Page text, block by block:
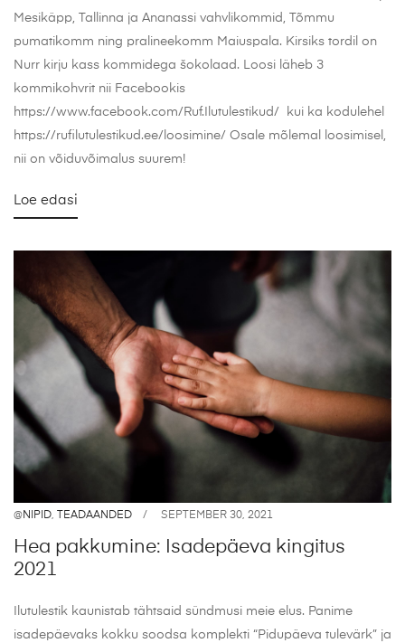
Mesikäpp, Tallinna ja Ananassi vahvlikommid, Tõmmu
pumatikomm ning pralineekomm Maiuspala. Kirsiks tordil on
Nurr kirju kass kommidega šokolaad. Loosi läheb 3
kommikohvrit nii Facebookis
https://www.facebook.com/Ruf.Ilutulestikud/ kui ka kodulehel
https://rufilutulestikud.ee/loosimine/ Osale mõlemal loosimisel,
nii on võiduvõimalus suurem!
Loe edasi
@NIPID, TEADAANDED SEPTEMBER 30, 2021
Hea pakkumine: Isadepäeva kingitus
2021
Ilutulestik kaunistab tähtsaid sündmusi meie elus. Panime
isadepäevaks kokku soodsa komplekti “Pidupäeva tulevärk” ja